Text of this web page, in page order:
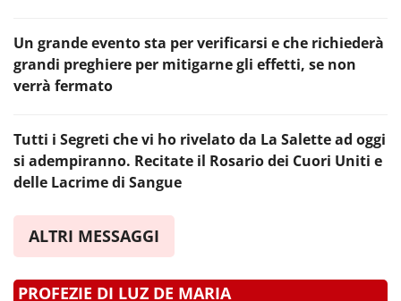
Un grande evento sta per verificarsi e che richiederà
grandi preghiere per mitigarne gli effetti, se non
verrà fermato
Tutti i Segreti che vi ho rivelato da La Salette ad oggi
si adempiranno. Recitate il Rosario dei Cuori Uniti e
delle Lacrime di Sangue
ALTRI MESSAGGI
PROFEZIE DI LUZ DE MARIA